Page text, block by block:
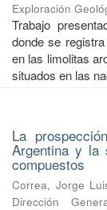
Exploración
Trabajo
donde se
en las limolitas
situados en las
La
Argentina y la
compuestos
Correa, Jorge
Dirección